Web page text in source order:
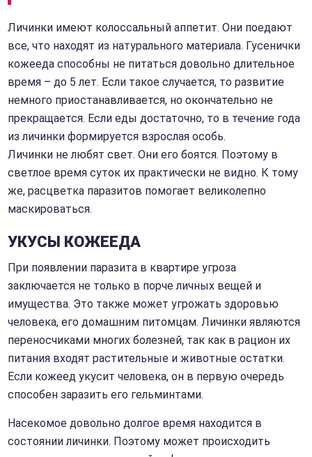
Личинки имеют колоссальный аппетит. Они поедают
все, что находят из натурального материала. Гусенички
кожееда способны не питаться довольно длительное
время – до 5 лет. Если такое случается, то развитие
немного приостанавливается, но окончательно не
прекращается. Если еды достаточно, то в течение года
из личинки формируется взрослая особь.
Личинки не любят свет. Они его боятся. Поэтому в
светлое время суток их практически не видно. К тому
же, расцветка паразитов помогает великолепно
маскироваться.
УКУСЫ КОЖЕЕДА
При появлении паразита в квартире угроза
заключается не только в порче личных вещей и
имущества. Это также может угрожать здоровью
человека, его домашним питомцам. Личинки являются
переносчиками многих болезней, так как в рацион их
питания входят растительные и животные остатки.
Если кожеед укусит человека, он в первую очередь
способен заразить его гельминтами.
Насекомое довольно долгое время находится в
состоянии личинки. Поэтому может происходить